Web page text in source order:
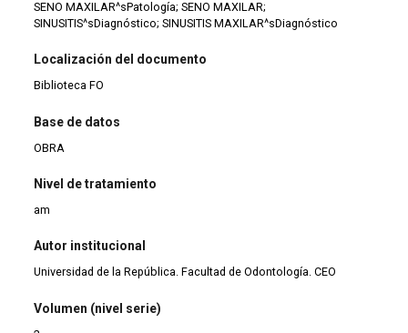
SENO MAXILAR^sPatología; SENO MAXILAR;
SINUSITIS^sDiagnóstico; SINUSITIS MAXILAR^sDiagnóstico
Localización del documento
Biblioteca FO
Base de datos
OBRA
Nivel de tratamiento
am
Autor institucional
Universidad de la República. Facultad de Odontología. CEO
Volumen (nivel serie)